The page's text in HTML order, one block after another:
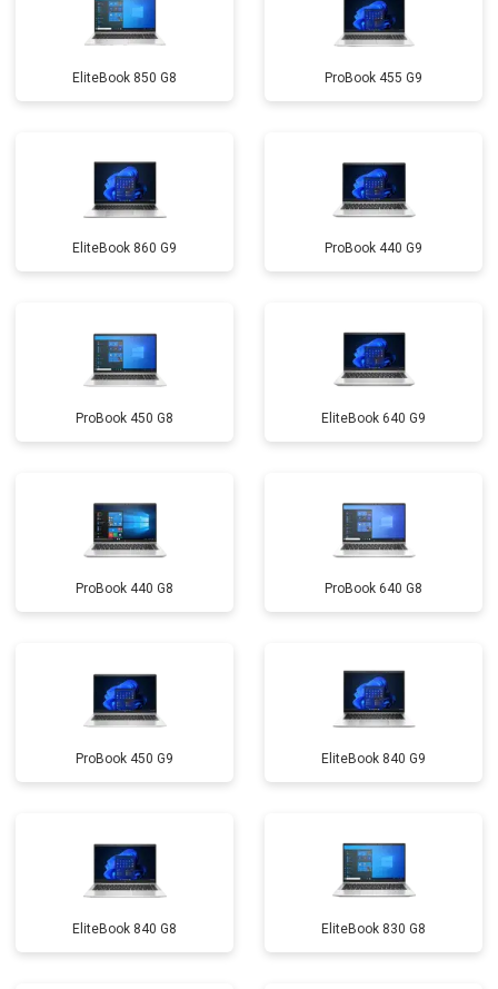
Замена микрофона от 2600 ₽ Заказать
Замена оперативной памяти от 1100 ₽ Заказать
Замена северного моста от 3500 ₽
Ремонт петель от 3990 ₽ Заказать
EliteBook 850 G8 ProBook 455 G9
EliteBook 860 G9 ProBook 440 G9
ProBook 450 G8 EliteBook 640 G9
ProBook 440 G8 ProBook 640 G8
ProBook 450 G9 EliteBook 840 G9
EliteBook 840 G8 EliteBook 830 G8